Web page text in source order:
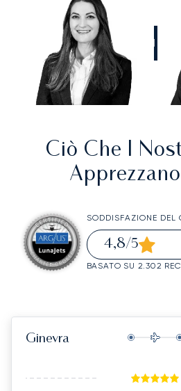
Ciò Che I
SODDISFAZIONE DEL
4,8/5
BASATO SU 2.302
Ginevra